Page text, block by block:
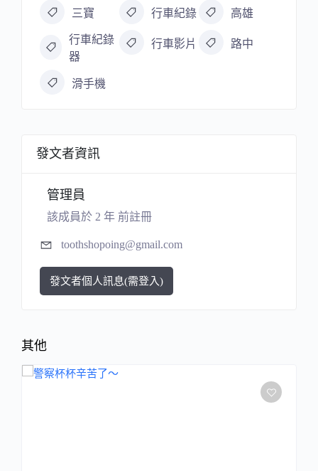
三寶 行車紀錄 高雄
行車紀錄
器
行車影片 路中
滑手機
發文者資訊
管理員
該成員於 2 年 前註冊
toothshopoing@gmail.com
發文者個人訊息(需登入)
其他